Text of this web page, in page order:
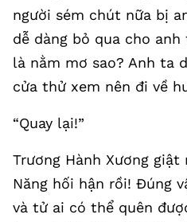
người sém chút nữa bị
dễ dàng bỏ qua cho anh
là nằm mơ sao? Anh ta
cửa thử xem nên đi về
“Quay lại!”
Trương Hành Xương
Năng hối hận rồi! Đúng
và tử ai có thể quên